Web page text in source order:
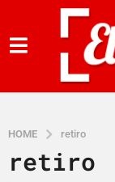
HOME retiro
retiro